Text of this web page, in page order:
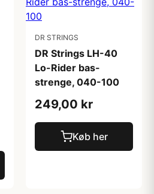
DR STRINGS
DR Strings LH-40
Lo-Rider bas-
strenge, 040-100
249,00 kr
Køb her